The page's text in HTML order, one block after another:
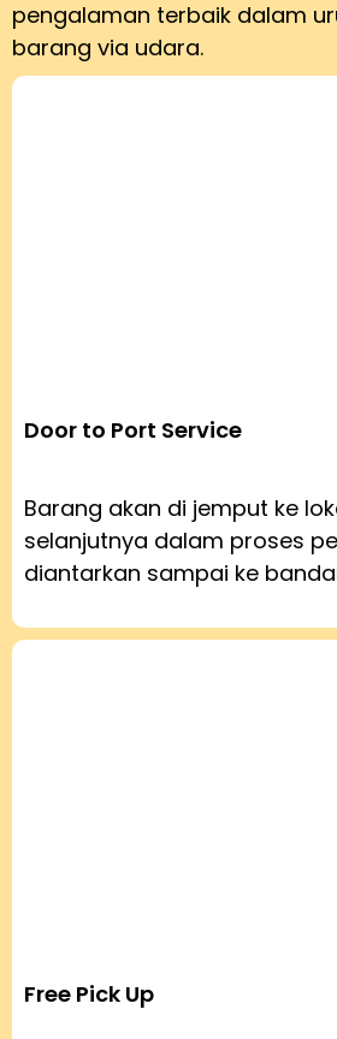
pengalaman terbaik dalam
barang via udara.
Door to Port Service
Barang akan di jemput ke
selanjutnya dalam proses
diantarkan sampai ke
Free Pick Up